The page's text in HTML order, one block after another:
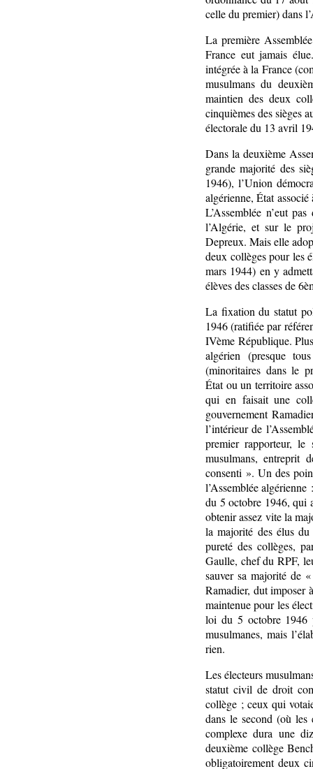
celle du premier) dans
La première
France eut jamais
intégrée à la France
musulmans du
maintien des deux
cinquièmes des sièges
électorale du 13 avril
Dans la deuxième
grande majorité des
1946), l’Union
algérienne, État
L’Assemblée n’eut
l’Algérie, et sur le
Depreux. Mais elle
deux collèges pour les
mars 1944) en y
élèves des classes de
La fixation du statut
1946 (ratifiée par
IVème République.
algérien (presque
(minoritaires dans le
État ou un territoire
qui en faisait une
gouvernement
l’intérieur de
premier rapporteur,
musulmans, entreprit
consenti ». Un des
l’Assemblée
du 5 octobre 1946, qui
obtenir assez vite la
la majorité des élus
pureté des collèges,
Gaulle, chef du RPF,
sauver sa majorité de
Ramadier, dut imposer
maintenue pour les
loi du 5 octobre 1946
musulmanes, mais
rien.
Les électeurs
statut civil de droit
collège ; ceux qui
dans le second (où les
complexe dura une
deuxième collège
obligatoirement deux